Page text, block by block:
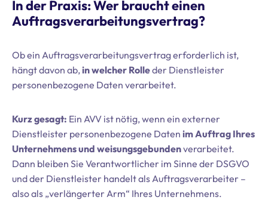
In der Praxis: Wer braucht einen
Auftragsverarbeitungsvertrag?
Ob ein Auftragsverarbeitungsvertrag erforderlich ist,
hängt davon ab,in welcher Rolleder Dienstleister
personenbezogene Daten verarbeitet.
Kurz gesagt: Ein AVV ist nötig, wenn ein externer
Dienstleister personenbezogene Daten im Auftrag Ihres
Unternehmens und weisungsgebundenverarbeitet.
Dann bleiben Sie Verantwortlicher im Sinne der DSGVO
und der Dienstleister handelt als Auftragsverarbeiter –
also als „verlängerter Arm“ Ihres Unternehmens.